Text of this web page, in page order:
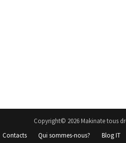
Copyright© 2026 Makinate tous
Contacts
Qui sommes-nous? Blog IT